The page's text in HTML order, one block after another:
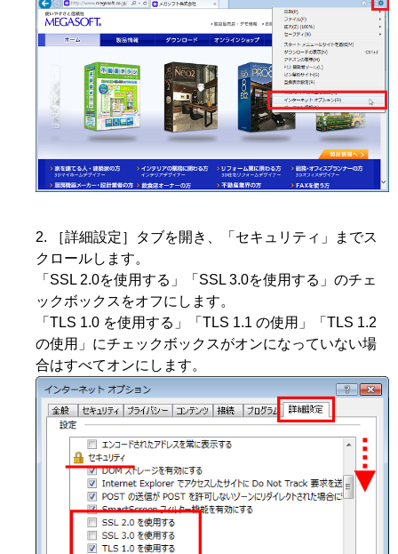
［詳細設定］タブを開き、「セキュリティ」までス
クロールします。
「SSL 2.0を使用する」「SSL 3.0を使用する」のチェ
ックボックスをオフにします。
「TLS 1.0 を使用する」「TLS 1.1 の使用」「TLS 1.2
の使用」にチェックボックスがオンになっていない場
合はすべてオンにします。